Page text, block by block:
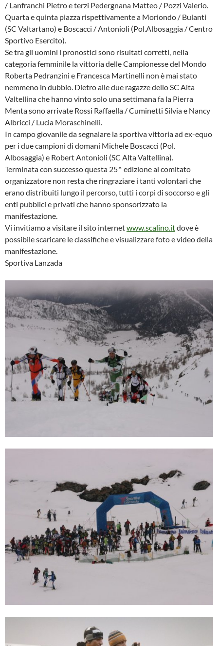
/ Lanfranchi Pietro e terzi Pedergnana Matteo / Pozzi Valerio.
Quarta e quinta piazza rispettivamente a Moriondo / Bulanti
(SC Valtartano) e Boscacci / Antonioli (Pol.Albosaggia / Centro
Sportivo Esercito).
Se tra gli uomini i pronostici sono risultati corretti, nella
categoria femminile la vittoria delle Campionesse del Mondo
Roberta Pedranzini e Francesca Martinelli non è mai stato
nemmeno in dubbio. Dietro alle due ragazze dello SC Alta
Valtellina che hanno vinto solo una settimana fa la Pierra
Menta sono arrivate Rossi Raffaella / Cuminetti Silvia e Nancy
Albricci / Lucia Moraschinelli.
In campo giovanile da segnalare la sportiva vittoria ad ex-equo
per i due campioni di domani Michele Boscacci (Pol.
Albosaggia) e Robert Antonioli (SC Alta Valtellina).
Terminata con successo questa 25^ edizione al comitato
organizzatore non resta che ringraziare i tanti volontari che
erano distribuiti lungo il percorso, tutti i corpi di soccorso e gli
enti pubblici e privati che hanno sponsorizzato la
manifestazione.
Vi invitiamo a visitare il sito internetwww.scalino.itdove è
possibile scaricare le classifiche e visualizzare foto e video della
manifestazione.
Sportiva Lanzada